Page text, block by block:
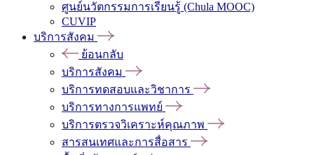
ศูนย์นวัตกรรมการเรียนรู้ (Chula MOOC)
CUVIP
บริการสังคม
ย้อนกลับ
บริการสังคม
บริการทดสอบและวิชาการ
บริการทางการแพทย์
บริการตรวจวิเคราะห์คุณภาพ
สารสนเทศและการสื่อสาร